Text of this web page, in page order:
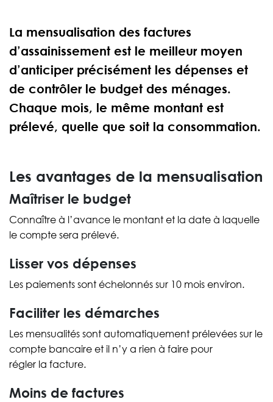
La mensualisation des factures
d’assainissement est le meilleur moyen
d’anticiper précisément les dépenses et
de contrôler le budget des ménages.
Chaque mois, le même montant est
prélevé, quelle que soit la consommation.
Les avantages de la mensualisation
Maîtriser le budget
Connaître à l’avance le montant et la date à laquelle
le compte sera prélevé.
Lisser vos dépenses
Les paiements sont échelonnés sur 10 mois environ.
Faciliter les démarches
Les mensualités sont automatiquement prélevées sur le
compte bancaire et il n’y a rien à faire pour
régler la facture.
Moins de factures